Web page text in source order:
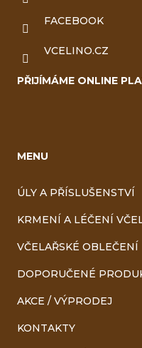
FACEBOOK
VCELINO.CZ
PŘIJÍMÁME ONLINE
MENU
ÚLY A PŘÍSLUŠENSTVÍ
KRMENÍ A LÉČENÍ
VČELAŘSKÉ OBLEČENÍ
DOPORUČENÉ
AKCE / VÝPRODEJ
KONTAKTY